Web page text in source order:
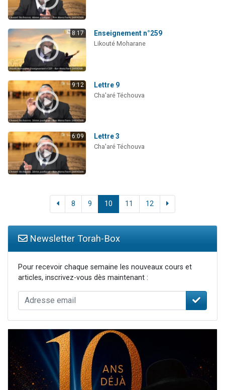
8:17 Enseignement n°259
Likouté Moharane
9:12 Lettre 9
Cha'aré Téchouva
6:09 Lettre 3
Cha'aré Téchouva
8 9 10 11 12
Newsletter Torah-Box
Pour recevoir chaque semaine les nouveaux cours et
articles, inscrivez-vous dès maintenant :